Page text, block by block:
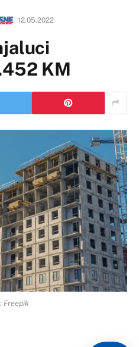
12.05.2022
KM
Freepik